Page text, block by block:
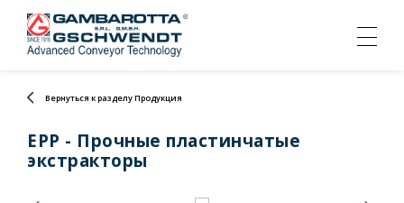
Вернуться к разделу Продукция
EPP - Прочные пластинчатые
экстракторы